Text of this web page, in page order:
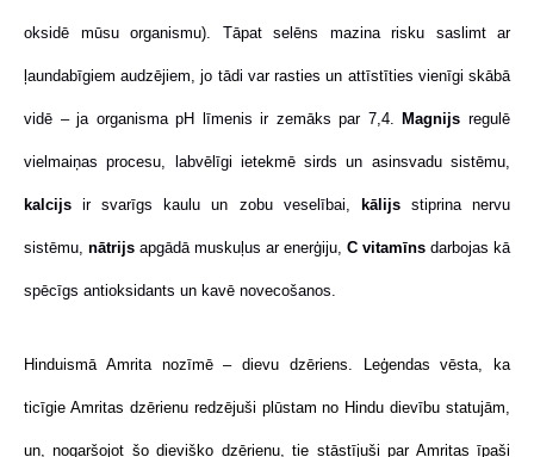
oksidē mūsu organismu). Tāpat selēns mazina risku saslimt ar
ļaundabīgiem audzējiem, jo tādi var rasties un attīstīties vienīgi skābā
vidē – ja organisma pH līmenis ir zemāks par 7,4.Magnijs regulē
vielmaiņas procesu, labvēlīgi ietekmē sirds un asinsvadu sistēmu,
kalcijs ir svarīgs kaulu un zobu veselībai, kālijsstiprina nervu
sistēmu, nātrijs apgādā muskuļus ar enerģiju, C vitamīns darbojas kā
spēcīgs antioksidants un kavē novecošanos.
Hinduismā Amrita nozīmē – dievu dzēriens. Leģendas vēsta, ka
ticīgie Amritas dzērienu redzējuši plūstam no Hindu dievību statujām,
un, nogaršojot šo dievišķo dzērienu, tie stāstījuši par Amritas īpaši